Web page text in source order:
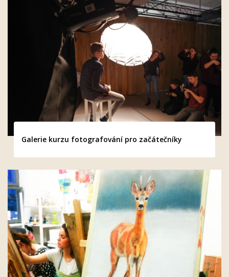
Galerie kurzu fotografování pro začátečníky